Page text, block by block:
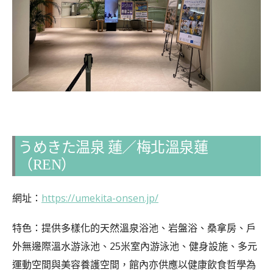
うめきた温泉 蓮／梅北溫泉蓮
（REN）
網址： https://umekita-onsen.jp/
特色：提供多樣化的天然溫泉浴池、岩盤浴、桑拿房、戶
外無邊際溫水游泳池、25米室內游泳池、健身設施、多元
運動空間與美容養護空間，館內亦供應以健康飲食哲學為